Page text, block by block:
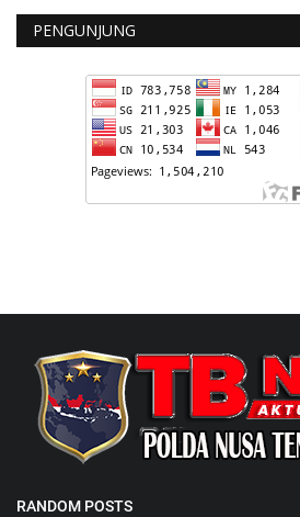
PENGUNJUNG
RANDOM POSTS